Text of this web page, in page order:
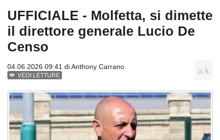
UFFICIALE - Molfetta, si dimette
il direttore generale Lucio De
Censo
04.06.2026 09:41 diAnthony Carrano
VEDI LETTURE